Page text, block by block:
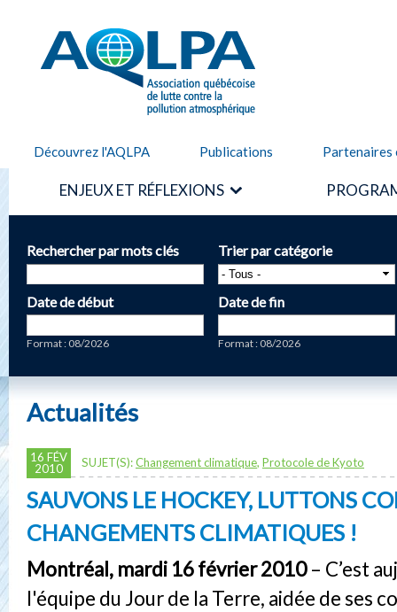
AQLPA
Découvrez l'AQLPA Publications Partenaires
ENJEUX ET RÉFLEXIONS
Rechercher par mots clés Trier par catégorie
Date de début
Format : 08/2026
Date de fin
Format : 08/2026
Actualités
16 FÉV
2010
SUJET(S):Changement climatique, Protocole de Kyoto
SAUVONS LE HOCKEY, LUTTONS
CHANGEMENTS CLIMATIQUES !
Montréal, mardi 16 février 2010– C’est
l'équipe du Jour de la Terre, aidée de ses